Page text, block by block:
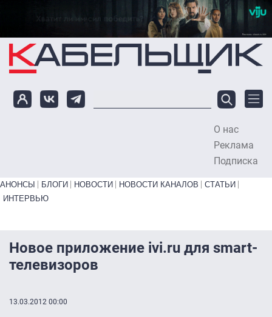
Перейти к основному содержанию
О нас
Реклама
Подписка
Primary links bottom
АНОНСЫ БЛОГИ НОВОСТИ НОВОСТИ КАНАЛОВ
СТАТЬИ
ИНТЕРВЬЮ
Новое приложение ivi.ru для smart-
телевизоров
13.03.2012 00:00